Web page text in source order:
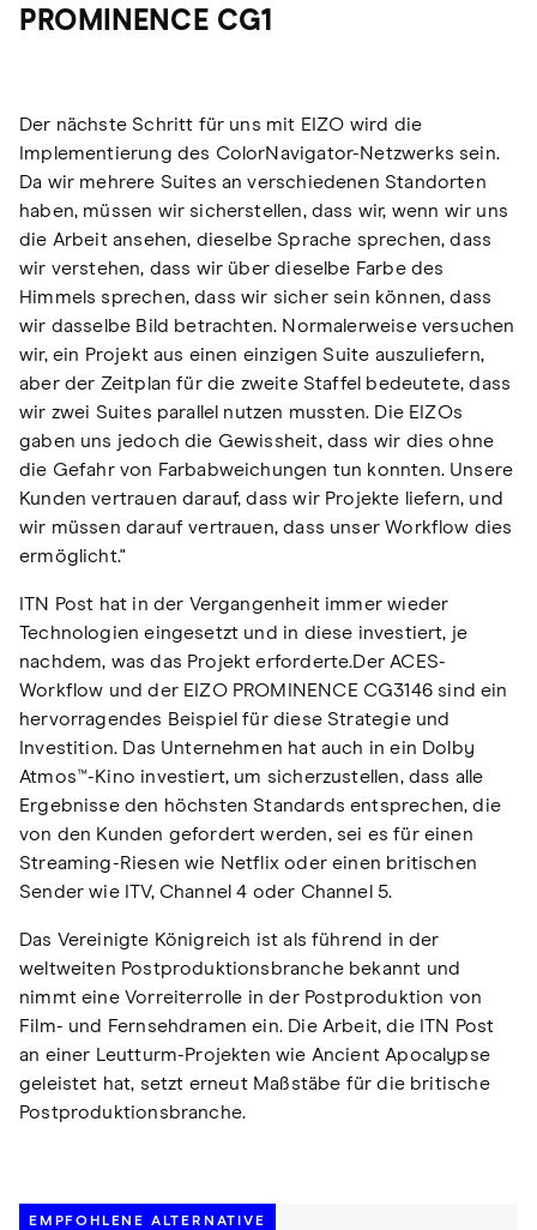
PROMINENCE CG1
Der nächste Schritt für uns mit EIZO wird die
Implementierung des ColorNavigator-Netzwerks sein.
Da wir mehrere Suites an verschiedenen Standorten
haben, müssen wir sicherstellen, dass wir, wenn wir uns
die Arbeit ansehen, dieselbe Sprache sprechen, dass
wir verstehen, dass wir über dieselbe Farbe des
Himmels sprechen, dass wir sicher sein können, dass
wir dasselbe Bild betrachten. Normalerweise versuchen
wir, ein Projekt aus einen einzigen Suite auszuliefern,
aber der Zeitplan für die zweite Staffel bedeutete, dass
wir zwei Suites parallel nutzen mussten. Die EIZOs
gaben uns jedoch die Gewissheit, dass wir dies ohne
die Gefahr von Farbabweichungen tun konnten. Unsere
Kunden vertrauen darauf, dass wir Projekte liefern, und
wir müssen darauf vertrauen, dass unser Workflow dies
ermöglicht."
ITN Post hat in der Vergangenheit immer wieder
Technologien eingesetzt und in diese investiert, je
nachdem, was das Projekt erforderte.Der ACES-
Workflow und der EIZO PROMINENCE CG3146 sind ein
hervorragendes Beispiel für diese Strategie und
Investition. Das Unternehmen hat auch in ein Dolby
Atmos™-Kino investiert, um sicherzustellen, dass alle
Ergebnisse den höchsten Standards entsprechen, die
von den Kunden gefordert werden, sei es für einen
Streaming-Riesen wie Netflix oder einen britischen
Sender wie ITV, Channel 4 oder Channel 5.
Das Vereinigte Königreich ist als führend in der
weltweiten Postproduktionsbranche bekannt und
nimmt eine Vorreiterrolle in der Postproduktion von
Film- und Fernsehdramen ein. Die Arbeit, die ITN Post
an einer Leutturm-Projekten wie Ancient Apocalypse
geleistet hat, setzt erneut Maßstäbe für die britische
Postproduktionsbranche.
EMPFOHLENE ALTERNATIVE